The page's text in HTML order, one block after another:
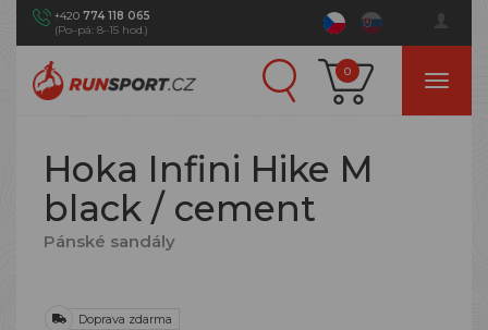
+420 774 118 065
(Po–pá: 8–15 hod.)
0
Hoka Infini Hike M
black / cement
Pánské sandály
Doprava zdarma